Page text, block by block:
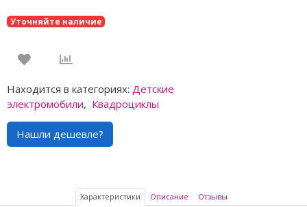
Уточняйте наличие
Находится в категориях: Детские
электромобили, Квадроциклы
Нашли дешевле?
Характеристики Описание Отзывы